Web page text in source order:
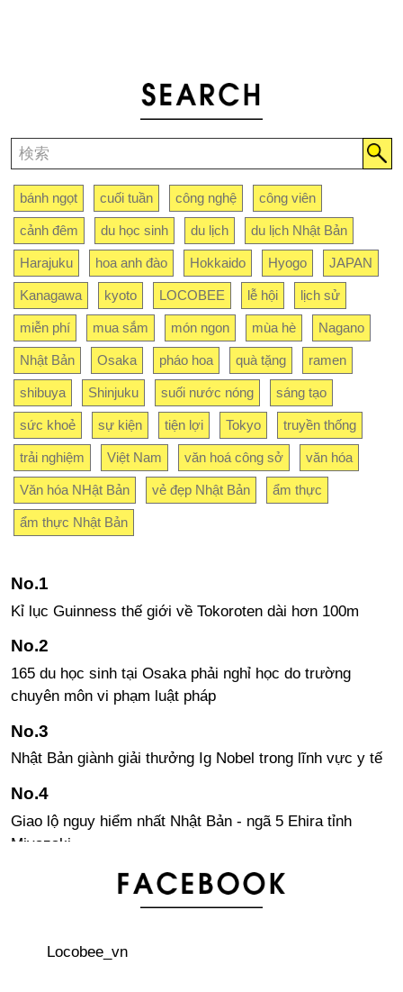
bánh ngọt cuối tuần công nghệ công viên
cảnh đêm du học sinh du lịch du lịch Nhật Bản
Harajuku hoa anh đào Hokkaido Hyogo JAPAN
Kanagawa kyoto LOCOBEE lễ hội lịch sử
miễn phí mua sắm món ngon mùa hè Nagano
Nhật Bản Osaka pháo hoa quà tặng ramen
shibuya Shinjuku suối nước nóng sáng tạo
sức khoẻ sự kiện tiện lợi Tokyo truyền thống
trải nghiệm Việt Nam văn hoá công sở văn hóa
Văn hóa NHật Bản vẻ đẹp Nhật Bản ẩm thực
ẩm thực Nhật Bản
Kỉ lục Guinness thế giới về Tokoroten dài hơn 100m
165 du học sinh tại Osaka phải nghỉ học do trường
chuyên môn vi phạm luật pháp
Nhật Bản giành giải thưởng Ig Nobel trong lĩnh vực y tế
Giao lộ nguy hiểm nhất Nhật Bản - ngã 5 Ehira tỉnh
Miyazaki
Các quy tắc viết chữ Kanji trong tiếng Nhật
Locobee_vn